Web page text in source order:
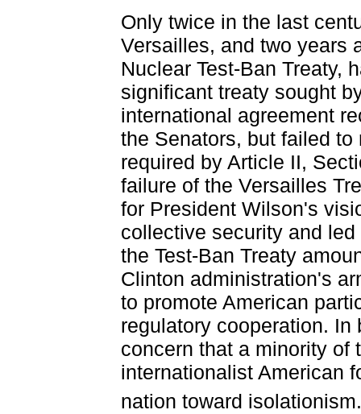
Only twice in the last
Versailles, and two years
Nuclear Test-Ban Treaty,
significant treaty sought
international agreement
the Senators, but failed
required by Article II,
failure of the Versailles
for President Wilson's
collective security and
the Test-Ban Treaty
Clinton administration's
to promote American
regulatory cooperation.
concern that a minority of
internationalist American
nation toward isolationism.